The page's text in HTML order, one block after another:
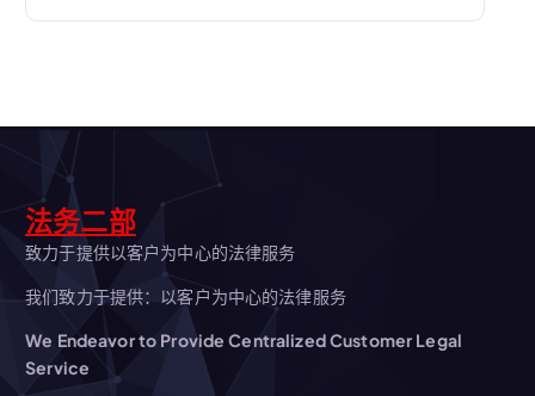
法务二部
致力于提供以客户为中心的法律服务
我们致力于提供：以客户为中心的法律服务
We Endeavor to Provide Centralized Customer Legal
Service